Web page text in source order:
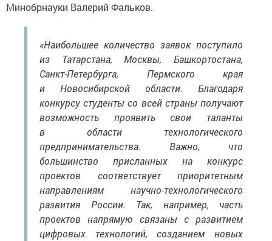
Минобрнауки Валерий Фальков.
«Наибольшее количество заявок поступило
из Татарстана, Москвы, Башкортостана,
Санкт-Петербурга, Пермского края
и Новосибирской области. Благодаря
конкурсу студенты со всей страны получают
возможность проявить свои таланты
в области технологического
предпринимательства. Важно, что
большинство присланных на конкурс
проектов соответствует приоритетным
направлениям научно-технологического
развития России. Так, например, часть
проектов напрямую связаны с развитием
цифровых технологий, созданием новых